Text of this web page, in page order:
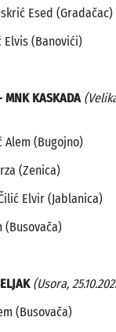
Esed (Gradačac)
Elvis (Banovići)
MNK KASKADA
Alem (Bugojno)
(Zenica)
Elvir (Jablanica)
(Busovača)
(Usora,
(Busovača)